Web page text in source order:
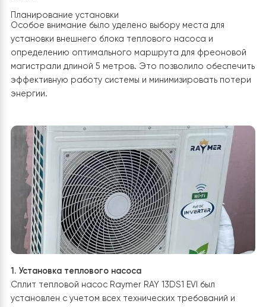
Перед началом установки
теплового насоса Raymer RAY 13DS1 EVIбыла
тщательная подготовительная работа. Это
диагностику существующей системы отопления
также анализ потребностей двухэтажного здания с
особенно учитывая наличие теплых полов на первом
этаже.
Планирование установки
Особое внимание было уделено выбору места для
установки внешнего блока теплового насоса и
определению оптимального маршрута для
магистрали длиной 5 метров. Это позволило
эффективную работу системы и минимизировать
энергии.